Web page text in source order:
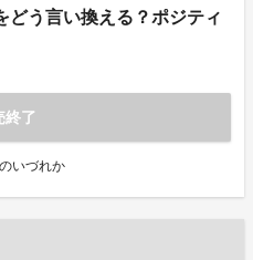
どう言い換える？ポジティ
終了
いづれか